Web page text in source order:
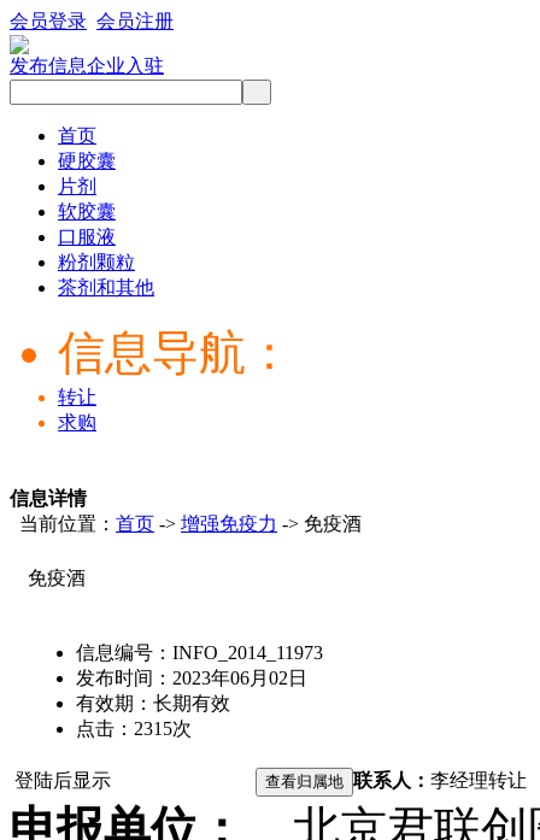
会员登录 会员注册
发布信息企业入驻
首页
硬胶囊
片剂
软胶囊
口服液
粉剂颗粒
茶剂和其他
信息导航：
转让
求购
信息详情
当前位置： 首页 -> 增强免疫力 -> 免疫酒
免疫酒
信息编号： INFO_2014_11973
发布时间： 2023年06月02日
有效期： 长期有效
点击： 2315次
登陆后显示 联系人： 李经理转让
申报单位：
北京君联创